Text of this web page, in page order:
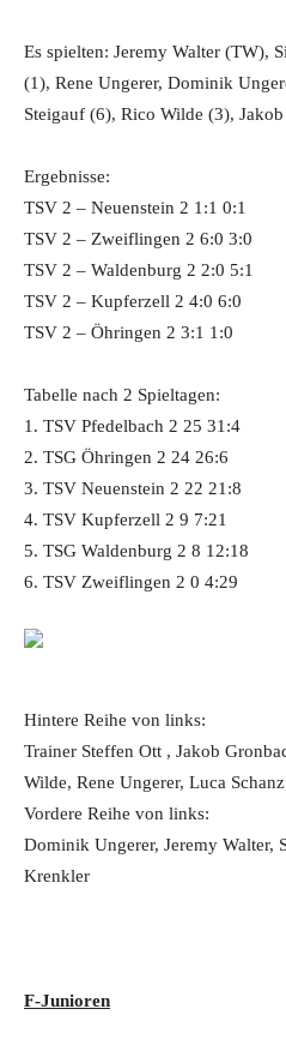
Es spielten: Jeremy Walter (TW),
(1), Rene Ungerer, Dominik
Steigauf (6), Rico Wilde (3),
Ergebnisse:
TSV 2 – Neuenstein 2 1:1 0:1
TSV 2 – Zweiflingen 2 6:0 3:0
TSV 2 – Waldenburg 2 2:0 5:1
TSV 2 – Kupferzell 2 4:0 6:0
TSV 2 – Öhringen 2 3:1 1:0
Tabelle nach 2 Spieltagen:
1. TSV Pfedelbach 2 25 31:4
2. TSG Öhringen 2 24 26:6
3. TSV Neuenstein 2 22 21:8
4. TSV Kupferzell 2 9 7:21
5. TSG Waldenburg 2 8 12:18
6. TSV Zweiflingen 2 0 4:29
Hintere Reihe von links:
Trainer Steffen Ott , Jakob
Wilde, Rene Ungerer, Luca
Vordere Reihe von links:
Dominik Ungerer, Jeremy Walter,
Krenkler
F-Junioren